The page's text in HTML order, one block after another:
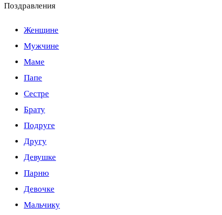
Поздравления
Женщине
Мужчине
Маме
Папе
Сестре
Брату
Подруге
Другу
Девушке
Парню
Девочке
Мальчику